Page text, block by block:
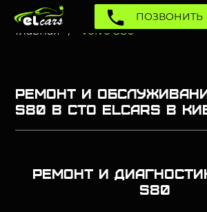
ПОЗВОНИТЬ
Главная Volvo S80
Ремонт и
S80 в СТО Elcars в
Ремонт и
S80